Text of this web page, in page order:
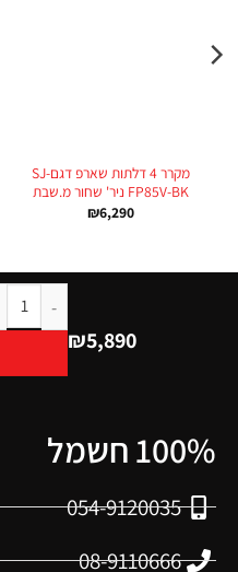
מקרר 4 דלתות שארפ דגםSJ-
FP85V-BK ניר' שחור מ.שבת
₪6,290
₪5,890
100% חשמל
054-9120035
08-9110666